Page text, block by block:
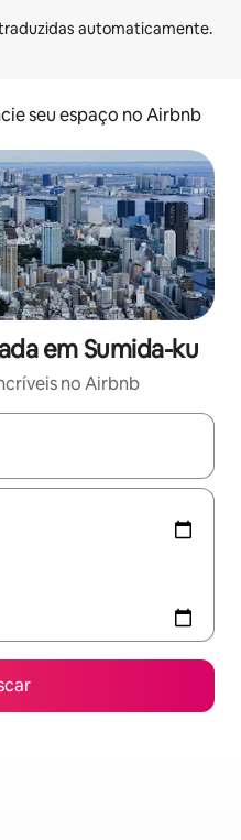
seu espaço no Airbnb
em Sumida-ku
no Airbnb
disponíveis, explore-os